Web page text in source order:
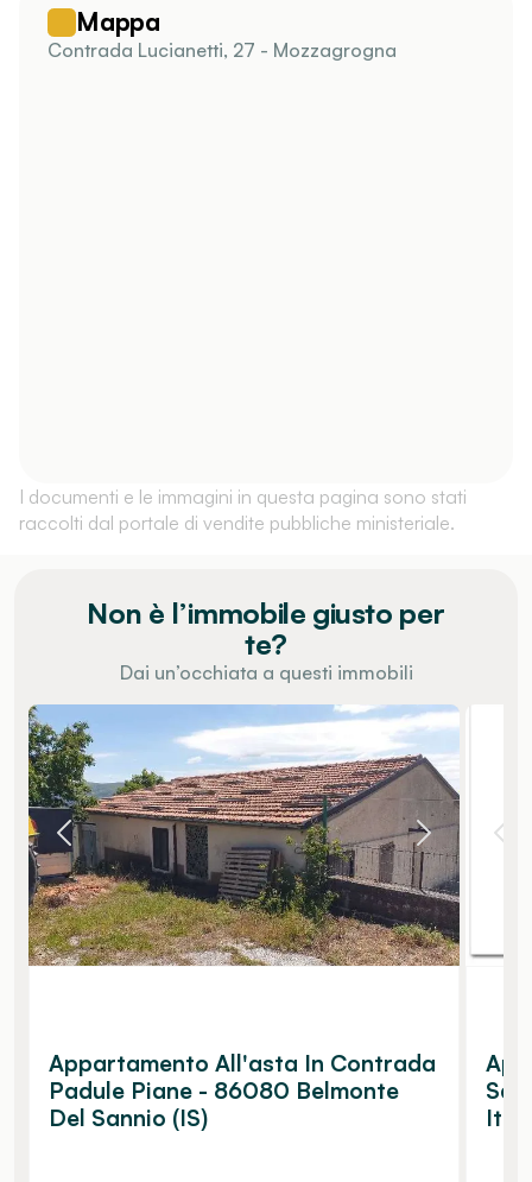
Mappa
Contrada Lucianetti, 27 - Mozzagrogna
I documenti e le immagini in questa pagina sono stati
raccolti dal portale di vendite pubbliche ministeriale.
Non è l’immobile giusto per
te?
Dai un’occhiata a questi immobili
Appartamento All'asta In Contrada
Padule Piane - 86080 Belmonte
Del Sannio (IS)